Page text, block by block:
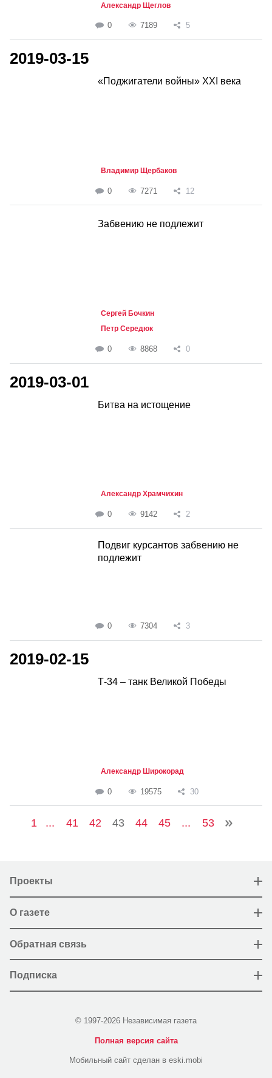
Александр Щеглов
0 7189 5
2019-03-15
«Поджигатели войны» XXI века
Владимир Щербаков
0 7271 12
Забвению не подлежит
Сергей Бочкин
Петр Середюк
0 8868 0
2019-03-01
Битва на истощение
Александр Храмчихин
0 9142 2
Подвиг курсантов забвению не
подлежит
0 7304 3
2019-02-15
Т-34 – танк Великой Победы
Александр Широкорад
0 19575 30
1 ... 41 42 43 44 45 ... 53
Проекты
О газете
Обратная связь
Подписка
© 1997-2026 Независимая газета
Полная версия сайта
Мобильный сайт сделан в eski.mobi